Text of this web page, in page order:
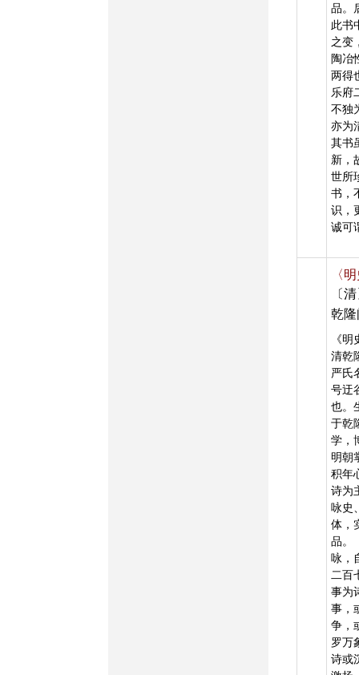
品。
此书
之变
陶冶
两得
乐府
不独
亦为
其书
新，
世所
书，
识，
诚可
〈
〔
乾
《
清乾
严氏
号迂
也。
于乾
学，
明朝
积年
诗为
咏史
体，
品。
咏，
二百
事为
事，
争，
罗万
诗或